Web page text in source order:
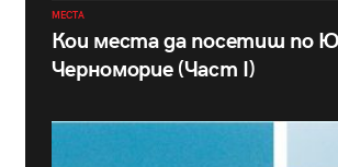
МЕСТА
Кои места да посетиш по
Черноморие (Част I)